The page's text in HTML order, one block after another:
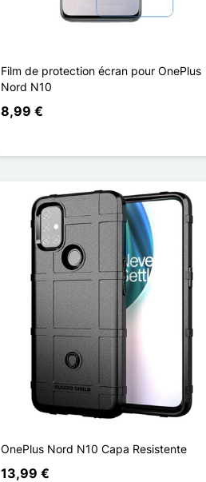
Film de protection écran pour OnePlus
Nord N10
8,99 €
OnePlus Nord N10 Capa Resistente
13,99 €